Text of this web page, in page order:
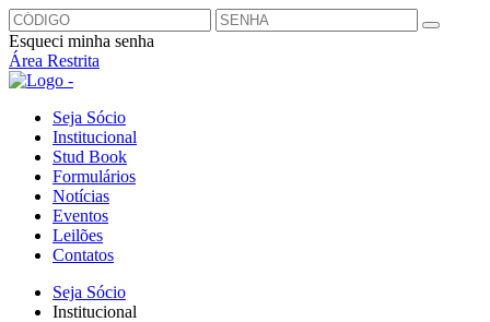
Esqueci minha senha
Área Restrita
Seja Sócio
Institucional
Stud Book
Formulários
Notícias
Eventos
Leilões
Contatos
Seja Sócio
Institucional